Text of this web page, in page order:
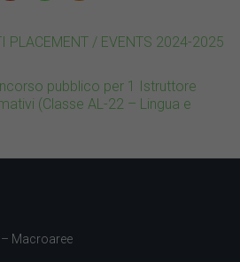
PLACEMENT / EVENTS 2024-2025
pubblico per 1 Istruttore
(Classe AL-22 – Lingua e
Macroaree